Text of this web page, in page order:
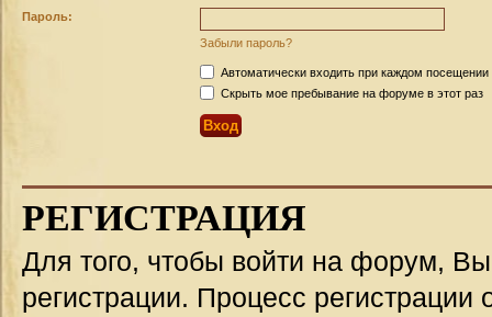
Пароль:
Забыли пароль?
Автоматически входить при каждом посещении
Скрыть мое пребывание на форуме в этот раз
РЕГИСТРАЦИЯ
Для того, чтобы войти на форум,
регистрации. Процесс регистрации